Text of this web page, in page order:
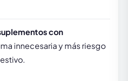
con
innecesaria y más riesgo